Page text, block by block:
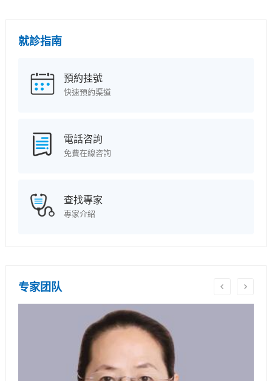
就診指南
預約挂號
快速預約渠道
電話咨詢
免費在線咨詢
查找專家
專家介紹
专家团队